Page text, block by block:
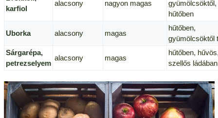
karfiol
alacsony nagyon magas
gyümölcsöktől,
hűtőben
Uborka alacsony magas
hűtőben,
gyümölcsöktől
Sárgarépa,
petrezselyem
alacsony magas
hűtőben,
szellős ládában